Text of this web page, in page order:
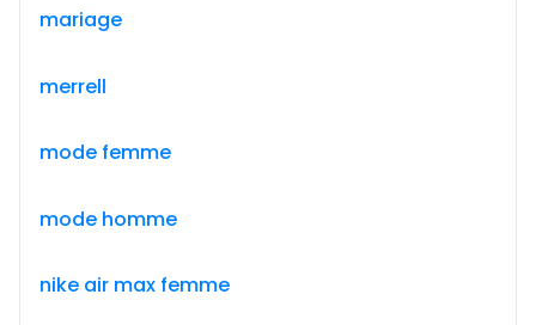
mariage
merrell
mode femme
mode homme
nike air max femme